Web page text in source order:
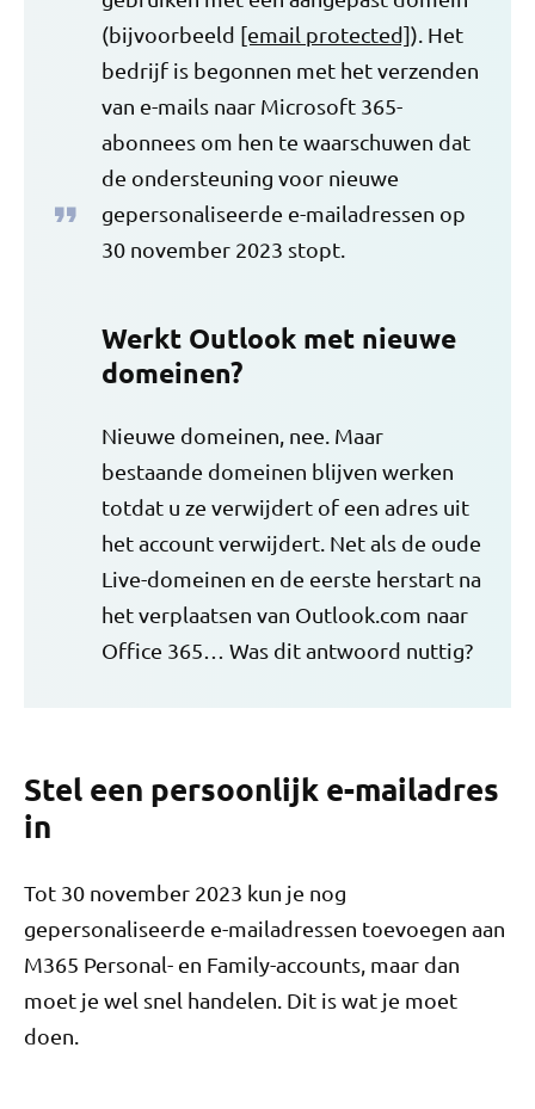
(bijvoorbeeld [email protected]). Het
bedrijf is begonnen met het verzenden
van e-mails naar Microsoft 365-
abonnees om hen te waarschuwen dat
de ondersteuning voor nieuwe
gepersonaliseerde e-mailadressen op
30 november 2023 stopt.
Werkt Outlook met nieuwe
domeinen?
Nieuwe domeinen, nee. Maar
bestaande domeinen blijven werken
totdat u ze verwijdert of een adres uit
het account verwijdert. Net als de oude
Live-domeinen en de eerste herstart na
het verplaatsen van Outlook.com naar
Office 365… Was dit antwoord nuttig?
Stel een persoonlijk e-mailadres
in
Tot 30 november 2023 kun je nog
gepersonaliseerde e-mailadressen toevoegen aan
M365 Personal- en Family-accounts, maar dan
moet je wel snel handelen. Dit is wat je moet
doen.